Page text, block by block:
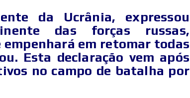
da Ucrânia, expressou
das forças russas,
empenhará em retomar todas
Esta declaração vem após
no campo de batalha por